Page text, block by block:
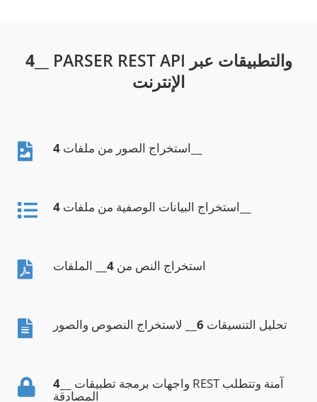
4__ PARSER REST API والتطبيقات عبر
الإنترنت
استخراج الصور من ملفات 4
استخراج البيانات الوصفية من ملفات 4
استخراج النص من 4 __ الملفات
تحليل التنسيقات 6 __ لاستخراج النصوص والصور
4
المصادقة